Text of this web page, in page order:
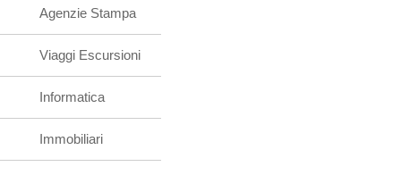
Agenzie Stampa
Viaggi Escursioni
Informatica
Immobiliari